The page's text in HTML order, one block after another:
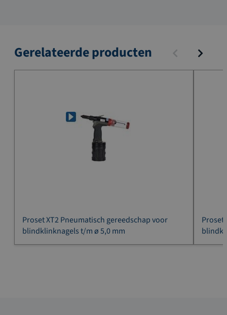
Gerelateerde producten
Proset XT2 Pneumatisch gereedschap voor
blindklinknagels t/m ø 5,0 mm
Proset